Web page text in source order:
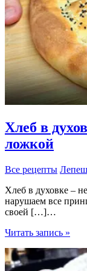
Хлеб в
ложкой
Все рецепты
Хлеб в духовке –
нарушаем все
своей […]…
Хлеб
духовке
за
Читать запись »